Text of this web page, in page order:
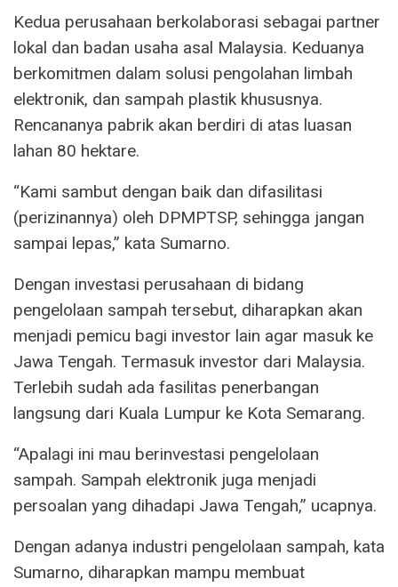
Kedua perusahaan berkolaborasi sebagai partner
lokal dan badan usaha asal Malaysia. Keduanya
berkomitmen dalam solusi pengolahan limbah
elektronik, dan sampah plastik khususnya.
Rencananya pabrik akan berdiri di atas luasan
lahan 80 hektare.
“Kami sambut dengan baik dan difasilitasi
(perizinannya) oleh DPMPTSP, sehingga jangan
sampai lepas,” kata Sumarno.
Dengan investasi perusahaan di bidang
pengelolaan sampah tersebut, diharapkan akan
menjadi pemicu bagi investor lain agar masuk ke
Jawa Tengah. Termasuk investor dari Malaysia.
Terlebih sudah ada fasilitas penerbangan
langsung dari Kuala Lumpur ke Kota Semarang.
“Apalagi ini mau berinvestasi pengelolaan
sampah. Sampah elektronik juga menjadi
persoalan yang dihadapi Jawa Tengah,” ucapnya.
Dengan adanya industri pengelolaan sampah, kata
Sumarno, diharapkan mampu membuat